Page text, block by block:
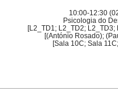
10:00-12:30
Psicologia do
[L2_TD1; L2_TD2; L2_TD3;
[(António Rosado);
[Sala 10C; Sala